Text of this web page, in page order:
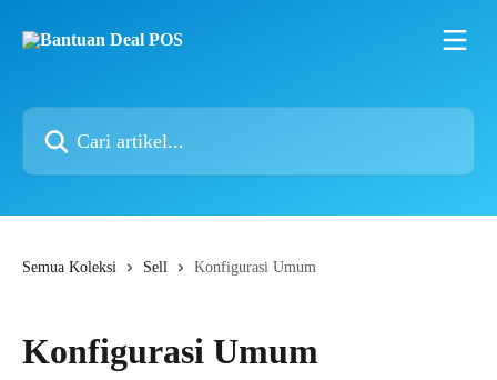
Cari artikel...
Semua Koleksi Sell Konfigurasi Umum
Konfigurasi Umum